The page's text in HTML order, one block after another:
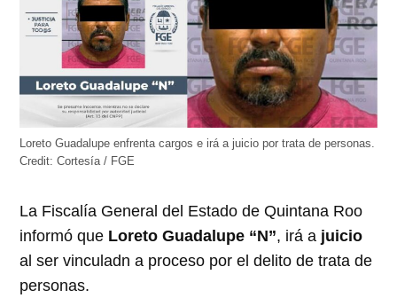
Loreto Guadalupe enfrenta cargos e irá a juicio por trata de personas.
Credit: Cortesía / FGE
La Fiscalía General del Estado de Quintana Roo
informó que Loreto Guadalupe “N”, irá a juicio
al ser vinculadn a proceso por el delito de trata de
personas.